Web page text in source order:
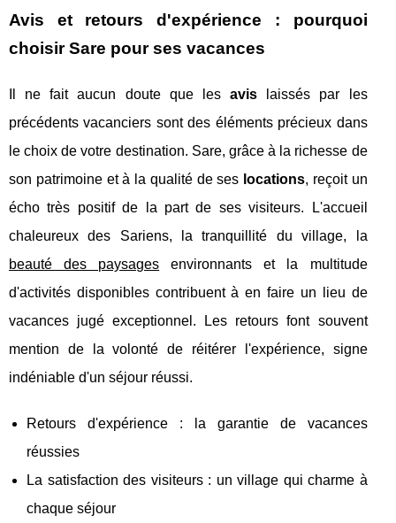
Avis et retours d'expérience : pourquoi
choisir Sare pour ses vacances
Il ne fait aucun doute que lesavis laissés par les
précédents vacanciers sont des éléments précieux dans
le choix de votre destination. Sare, grâce à la richesse de
son patrimoine et à la qualité de ses locations, reçoit un
écho très positif de la part de ses visiteurs. L'accueil
chaleureux des Sariens, la tranquillité du village, la
beauté des paysages environnants et la multitude
d'activités disponibles contribuent à en faire un lieu de
vacances jugé exceptionnel. Les retours font souvent
mention de la volonté de réitérer l'expérience, signe
indéniable d'un séjour réussi.
Retours d'expérience : la garantie de vacances
réussies
La satisfaction des visiteurs : un village qui charme à
chaque séjour